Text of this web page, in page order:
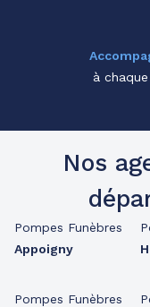
à
Nos
Pompes Funèbres
Appoigny
Pompes Funèbres